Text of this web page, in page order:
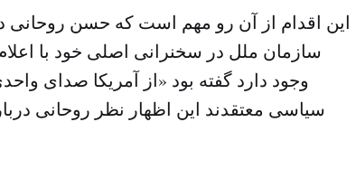
این اقدام از آن رو مهم است که حسن روحانی
سازمان ملل در سخنرانی اصلی خود با
وجود دارد گفته بود «از آمریکا صدای
سیاسی معتقدند این اظهار نظر روحانی